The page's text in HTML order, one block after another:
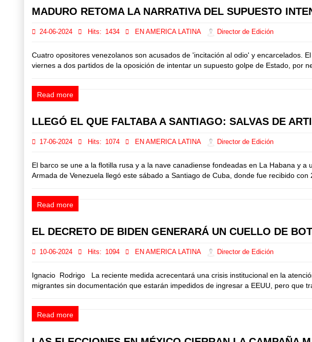
MADURO RETOMA LA NARRATIVA DEL SUPUESTO
24-06-2024 Hits: 1434 EN AMERICA LATINA Director de Edición
Cuatro opositores venezolanos son acusados de 'incitación al odio' y encarcelados.
viernes a dos partidos de la oposición de intentar un supuesto golpe de Estado, por
Read more
LLEGÓ EL QUE FALTABA A SANTIAGO: SALVAS DE
17-06-2024 Hits: 1074 EN AMERICA LATINA Director de Edición
El barco se une a la flotilla rusa y a la nave canadiense fondeadas en La Habana y
Armada de Venezuela llegó este sábado a Santiago de Cuba, donde fue recibido
Read more
EL DECRETO DE BIDEN GENERARÁ UN CUELLO DE
10-06-2024 Hits: 1094 EN AMERICA LATINA Director de Edición
Ignacio Rodrigo La reciente medida acrecentará una crisis institucional en la
migrantes sin documentación que estarán impedidos de ingresar a EEUU, pero que
Read more